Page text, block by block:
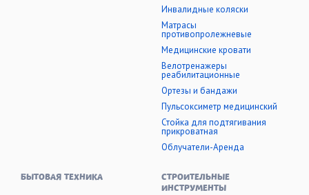
Инвалидные коляски
Матрасы
противопролежневые
Медицинские кровати
Велотренажеры
реабилитационные
Ортезы и бандажи
Пульсоксиметр медицинский
Стойка для подтягивания
прикроватная
Облучатели-Аренда
БЫТОВАЯ ТЕХНИКА
СТРОИТЕЛЬНЫЕ
ИНСТРУМЕНТЫ